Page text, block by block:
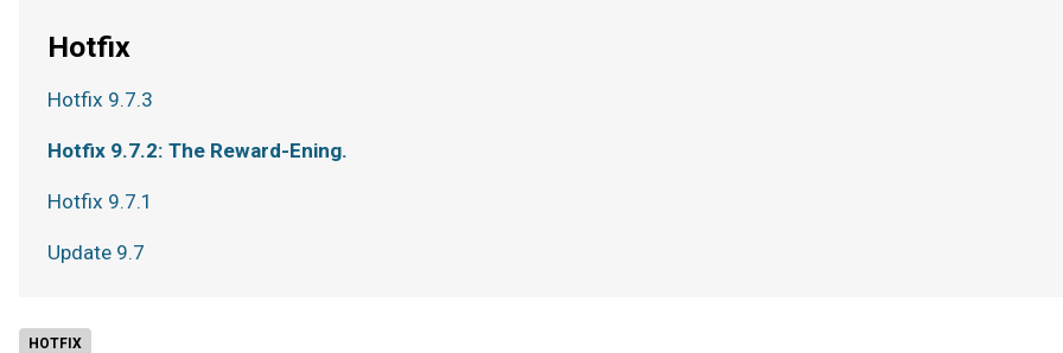
HOTFIX
Hotfix
Hotfix 9.7.3
Hotfix 9.7.2: The Reward-Ening.
Hotfix 9.7.1
Update 9.7